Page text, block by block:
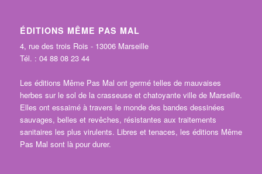
ÉDITIONS MÊME PAS MAL
4, rue des trois Rois - 13006 Marseille
Tél. : 04 88 08 23 44
Les éditions Même Pas Mal ont germé telles de mauvaises
herbes sur le sol de la crasseuse et chatoyante ville de Marseille.
Elles ont essaimé à travers le monde des bandes dessinées
sauvages, belles et revêches, résistantes aux traitements
sanitaires les plus virulents. Libres et tenaces, les éditions Même
Pas Mal sont là pour durer.